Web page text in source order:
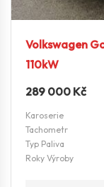
Volkswagen
110kW
289 000 Kč
Karoserie
Tachometr
Typ Paliva
Roky Výroby